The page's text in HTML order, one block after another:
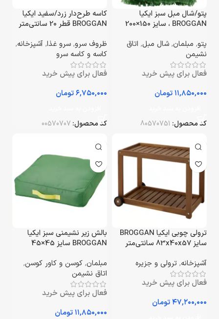
پتو/شال مبل سبز ایکیا
BROGGAN ، سایز 150×200
پتو, مبلمان, شال مبل, اتاق
نشیمن
فعال برای پیش خرید
تومان
کد محصول: 80570751
کاسه طرح‌دار زرد/سفید ایکیا
BROGGAN قطر 20 سانتی‌متر
ظروف سرو, سرو غذا, آشپزخانه,
کاسه و کاسه سرو
فعال برای پیش خرید
تومان
کد محصول: 00570707
ترولی چوبی ایکیا BROGGAN
سایز 83x40x57 سانتی‌متر
آشپزخانه, ترولی و جزیره
فعال برای پیش خرید
تومان
بالش زیر نشیمنی سبز ایکیا
BROGGAN سایز 45×45
مبلمان, کوسن و کاور کوسن,
اتاق نشیمن
فعال برای پیش خرید
تومان